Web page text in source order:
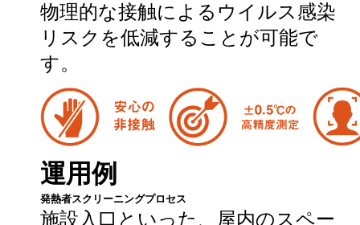
物理的な接触によるウイルス感染
リスクを低減することが可能で
す。
運用例
発熱者スクリーニングプロセス
施設入口といった、屋内のスペー